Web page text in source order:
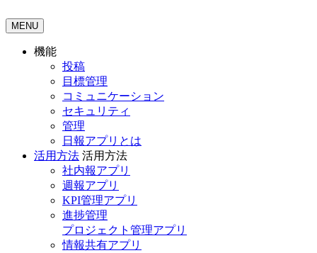
MENU
機能
投稿
目標管理
コミュニケーション
セキュリティ
管理
日報アプリとは
活用方法 活用方法
社内報アプリ
週報アプリ
KPI管理アプリ
進捗管理
プロジェクト管理アプリ
情報共有アプリ